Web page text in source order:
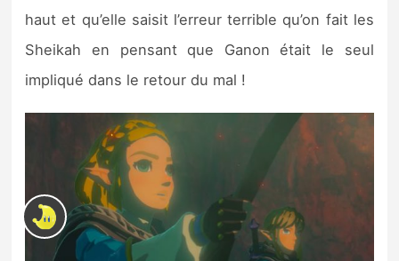
haut et qu’elle saisit l’erreur terrible qu’on fait les
Sheikah en pensant que Ganon était le seul
impliqué dans le retour du mal !